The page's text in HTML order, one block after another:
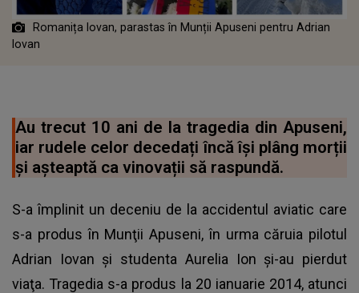
Romanița Iovan, parastas în Munții Apuseni pentru Adrian
Iovan
Au trecut 10 ani de la tragedia din Apuseni,
iar rudele celor decedați încă își plâng morții
și așteaptă ca vinovații să raspundă.
S-a împlinit un deceniu de la accidentul aviatic care
s-a produs în Munţii Apuseni, în urma căruia pilotul
Adrian Iovan şi studenta Aurelia Ion şi-au pierdut
viaţa. Tragedia s-a produs la 20 ianuarie 2014, atunci